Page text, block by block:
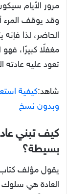
مرور الأيام
وقد يوقف المرء
الحاضر، لذا
مغفلًا كبيرًا،
تعود عليه عادته
شاهد:كيفية
وبدون نسخ
كيف تبني
بسيطة؟
يقول مؤلف كتاب
العادة هي سلوك